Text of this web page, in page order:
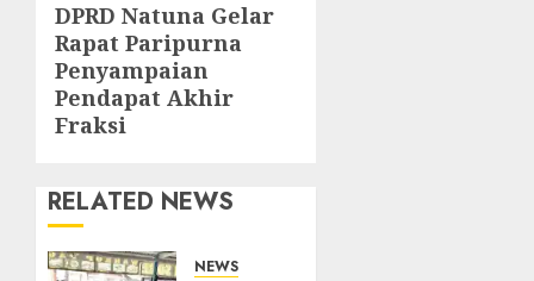
Next
post:
DPRD Natuna Gelar
Rapat Paripurna
Penyampaian
Pendapat Akhir
Fraksi
RELATED NEWS
NEWS